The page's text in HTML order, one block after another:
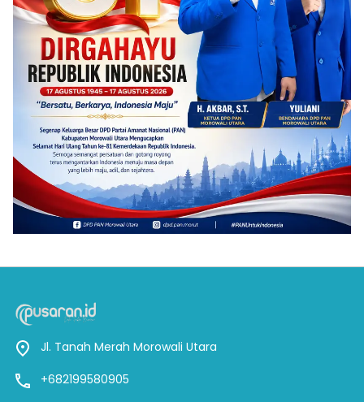
Jl. Tanah Merah Morowali Utara
+682199580905